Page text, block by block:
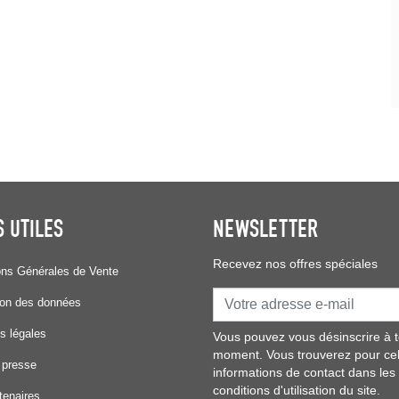
UTILES
Générales de Vente
des données
légales
NEWSLETTER
Recevez nos offres spéciales
Vous pouvez vous désinscrire à
moment. Vous trouverez pour
informations de contact dans les
conditions d'utilisation du site.